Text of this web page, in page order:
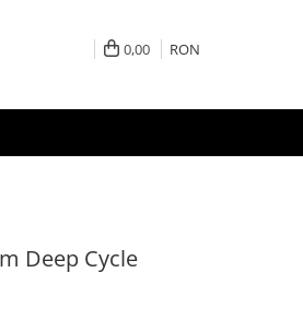
0,00 RON
Deep Cycle